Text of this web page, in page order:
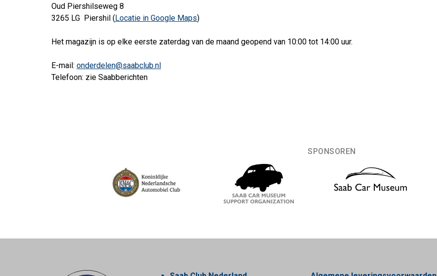
Oud Piershilseweg 8
3265 LG Piershil ( Locatie in Google Maps)
Het magazijn is op elke eerste zaterdag van de maand geopend van 10:00 tot 14:00 uur.
E-mail: onderdelen@saabclub.nl
Telefoon: zie Saabberichten
SPONSOREN